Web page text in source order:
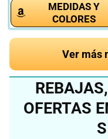
MEDIDAS Y
COLORES
Ver más
OFERTAS